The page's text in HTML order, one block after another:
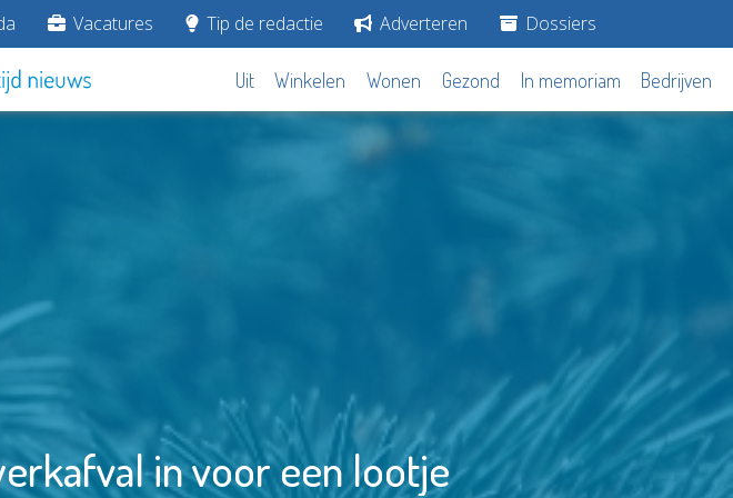
Vacatures Tip de redactie Adverteren Dossiers
Uit Winkelen Wonen Gezond In memoriam Bedrijven
in voor een lootje